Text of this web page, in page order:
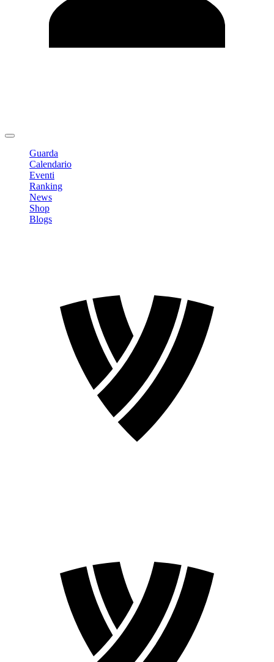
Guarda
Calendario
Eventi
Ranking
News
Shop
Blogs